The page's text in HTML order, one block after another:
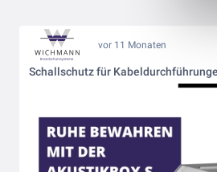
vor 11 Monaten